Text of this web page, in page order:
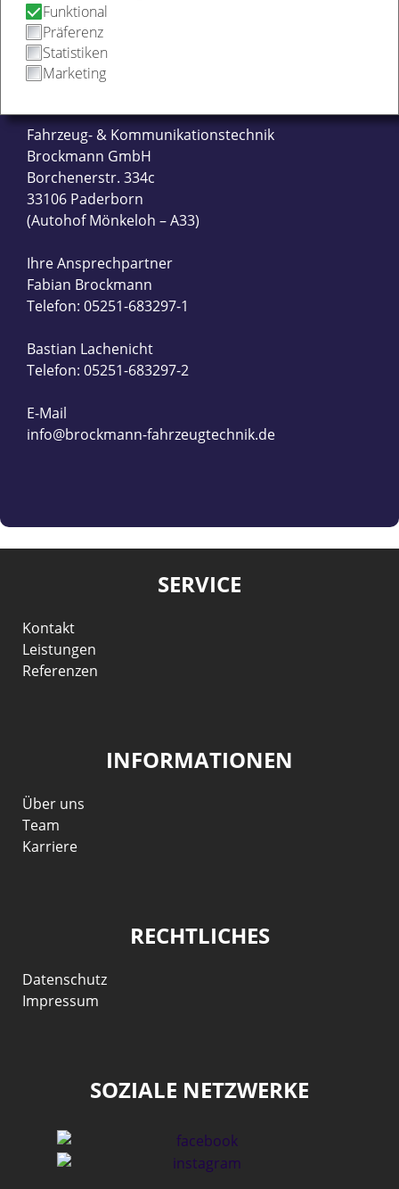
Funktional
Präferenz
Statistiken
Marketing
KONTAKT
Fahrzeug- & Kommunikationstechnik
Brockmann GmbH
Borchenerstr. 334c
33106 Paderborn
(Autohof Mönkeloh – A33)
Ihre Ansprechpartner
Fabian Brockmann
Telefon: 05251-683297-1
Bastian Lachenicht
Telefon: 05251-683297-2
E-Mail
info@brockmann-fahrzeugtechnik.de
SERVICE
Kontakt
Leistungen
Referenzen
INFORMATIONEN
Über uns
Team
Karriere
RECHTLICHES
Datenschutz
Impressum
SOZIALE NETZWERKE